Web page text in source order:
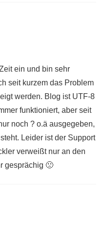
ein und bin sehr
seit kurzem das Problem
werden. Blog ist UTF-8
funktioniert, aber seit
noch ? o.ä ausgegeben,
Leider ist der Support
verweißt nur an den
gesprächig 🙁